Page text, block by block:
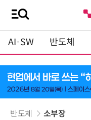
AI·SW 반도체
반도체 소부장